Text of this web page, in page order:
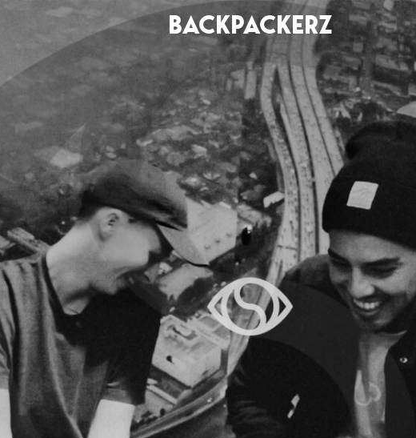
BACKPACKERZ
AGENDA
Paris
Festivals
RADIO
Playlists
Podcasts